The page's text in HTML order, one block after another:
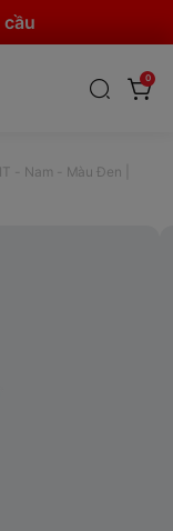
0
- Nam - Màu Đen |